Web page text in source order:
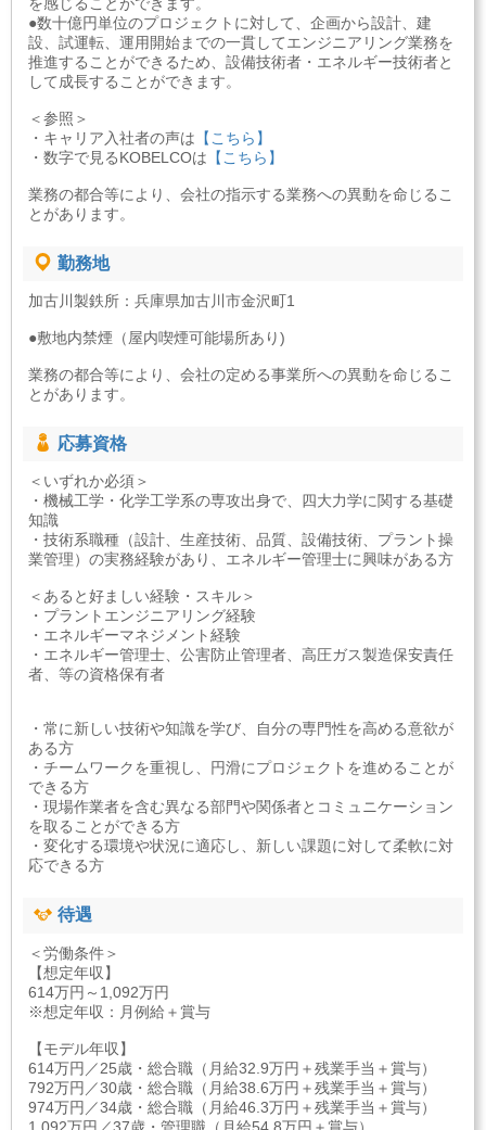
●数十億円単位のプロジェクトに対して、企画から設計、建
設、試運転、運用開始までの一貫してエンジニアリング業務を
推進することができるため、設備技術者・エネルギー技術者と
して成長することができます。
＜参照＞
・キャリア入社者の声は 【こちら】
・数字で見るKOBELCOは 【こちら】
業務の都合等により、会社の指示する業務への異動を命じるこ
とがあります。
勤務地
加古川製鉄所：兵庫県加古川市金沢町1
●敷地内禁煙（屋内喫煙可能場所あり)
業務の都合等により、会社の定める事業所への異動を命じるこ
とがあります。
応募資格
＜いずれか必須＞
・機械工学・化学工学系の専攻出身で、四大力学に関する基礎
知識
・技術系職種（設計、生産技術、品質、設備技術、プラント操
業管理）の実務経験があり、エネルギー管理士に興味がある方
＜あると好ましい経験・スキル＞
・プラントエンジニアリング経験
・エネルギーマネジメント経験
・エネルギー管理士、公害防止管理者、高圧ガス製造保安責任
者、等の資格保有者
・常に新しい技術や知識を学び、自分の専門性を高める意欲が
ある方
・チームワークを重視し、円滑にプロジェクトを進めることが
できる方
・現場作業者を含む異なる部門や関係者とコミュニケーション
を取ることができる方
・変化する環境や状況に適応し、新しい課題に対して柔軟に対
応できる方
待遇
＜労働条件＞
【想定年収】
614万円～1,092万円
※想定年収：月例給＋賞与
【モデル年収】
614万円／25歳・総合職（月給32.9万円＋残業手当＋賞与）
792万円／30歳・総合職（月給38.6万円＋残業手当＋賞与）
974万円／34歳・総合職（月給46.3万円＋残業手当＋賞与）
1,092万円／37歳・管理職（月給54.8万円＋賞与）